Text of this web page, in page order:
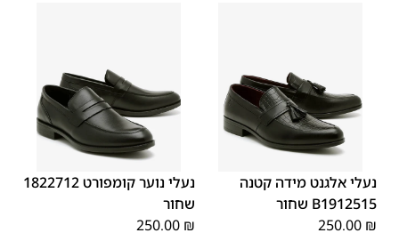
נעלי אלגנט מידה קטנה
B1912515 שחור
250.00 ₪
נעלי נוער קומפורט 1822712
שחור
250.00 ₪